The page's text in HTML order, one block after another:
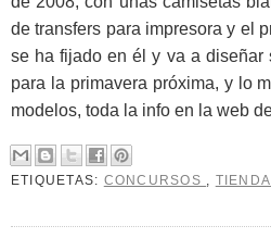
de transfers para impresora y el
se ha fijado en él y va a diseñar
para la primavera próxima, y lo
modelos, toda la info en la web
ETIQUETAS: CONCURSOS